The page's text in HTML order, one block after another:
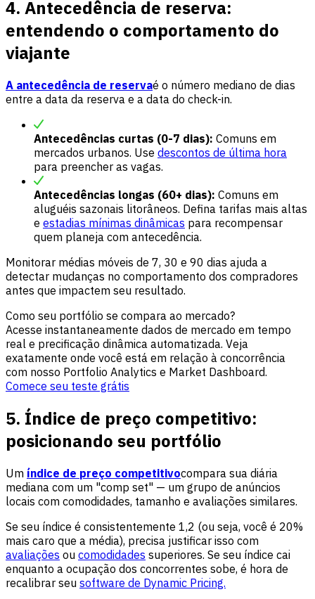
4. Antecedência de reserva:
entendendo o comportamento do
viajante
A antecedência de reservaé o número mediano de dias
entre a data da reserva e a data do check-in.
Antecedências curtas (0-7 dias): Comuns em
mercados urbanos. Use descontos de última hora
para preencher as vagas.
Antecedências longas (60+ dias): Comuns em
aluguéis sazonais litorâneos. Defina tarifas mais altas
e estadias mínimas dinâmicas para recompensar
quem planeja com antecedência.
Monitorar médias móveis de 7, 30 e 90 dias ajuda a
detectar mudanças no comportamento dos compradores
antes que impactem seu resultado.
Como seu portfólio se compara ao mercado?
Acesse instantaneamente dados de mercado em tempo
real e precificação dinâmica automatizada. Veja
exatamente onde você está em relação à concorrência
com nosso Portfolio Analytics e Market Dashboard.
Comece seu teste grátis
5. Índice de preço competitivo:
posicionando seu portfólio
Um índice de preço competitivocompara sua diária
mediana com um "comp set" — um grupo de anúncios
locais com comodidades, tamanho e avaliações similares.
Se seu índice é consistentemente 1,2 (ou seja, você é 20%
mais caro que a média), precisa justificar isso com
avaliações ou comodidades superiores. Se seu índice cai
enquanto a ocupação dos concorrentes sobe, é hora de
recalibrar seu software de Dynamic Pricing.